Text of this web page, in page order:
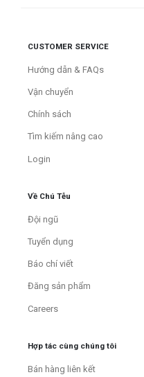
CUSTOMER SERVICE
Hướng dẫn & FAQs
Vận chuyển
Chính sách
Tìm kiếm nâng cao
Login
Về Chú Tễu
Đội ngũ
Tuyển dụng
Báo chí viết
Đăng sản phẩm
Careers
Hợp tác cùng chúng tôi
Bán hàng liên kết